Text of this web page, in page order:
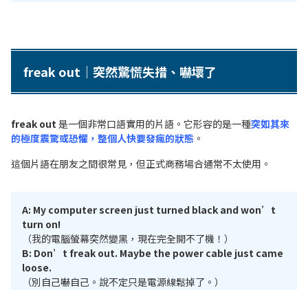
freak out｜突然驚慌失措、嚇壞了
freak out是一個非常口語實用的片語。它形容的是一種突如其來
的極度震驚或恐懼，整個人快要發瘋的狀態 。
這個片語在朋友之間很常見，但正式商務場合通常不太使用。
A: My computer screen just turned black and won’t
turn on!
（我的電腦螢幕突然變黑，現在完全開不了機！）
B: Don’t freak out. Maybe the power cable just came
loose.
（別自己嚇自己。說不定只是電源線鬆掉了。）